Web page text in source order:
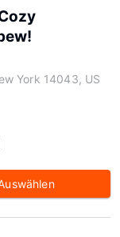
York 14043, US